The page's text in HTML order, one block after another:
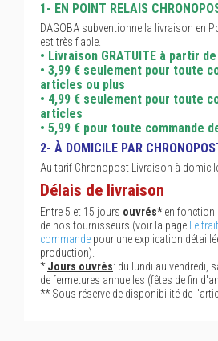
1- EN POINT RELAIS
DAGOBA subventionne la livraison en
est très fiable.
• Livraison GRATUITE à partir
• 3,99 € seulement pour toute
articles ou plus
• 4,99 € seulement pour toute
articles
• 5,99 € pour toute commande
2- À DOMICILE PAR
Au tarif Chronopost Livraison à
Délais de livraison
Entre 5 et 15 jours ouvrés*en fonction
de nos fournisseurs (voir la page
Le
commande pour une explication
production).
*Jours ouvrés: du lundi au vendredi,
de fermetures annuelles (fêtes de fin
** Sous réserve de disponibilité de